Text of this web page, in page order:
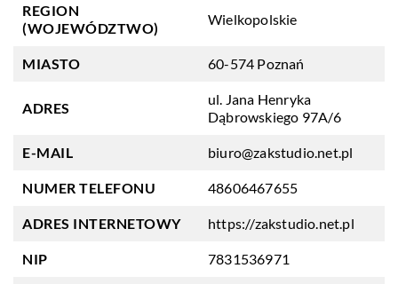
REGION
(WOJEWÓDZTWO)
Wielkopolskie
MIASTO 60-574 Poznań
ADRES
ul. Jana Henryka
Dąbrowskiego 97A/6
E-MAIL biuro@zakstudio.net.pl
NUMER TELEFONU 48606467655
ADRES INTERNETOWY https://zakstudio.net.pl
NIP 7831536971